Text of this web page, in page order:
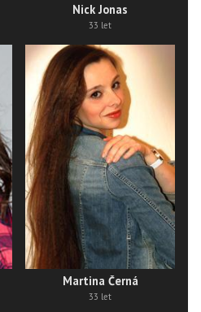
Nick Jonas
33 let
Martina Černá
33 let